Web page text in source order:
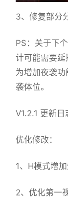
3、修复部分
PS：关于下
计可能需要
为增加夜袭
袭体位。
V1.2.1 更新
优化修改：
1、H模式增
2、优化第一